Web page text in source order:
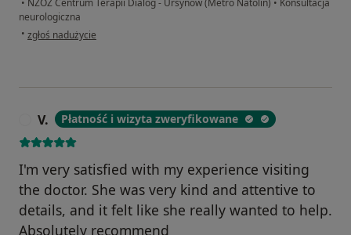
• NZOZ Centrum Terapii Dialog - Ursynów (Metro Natolin) • Konsultacja
neurologiczna
• w opinii użytkownika Piotr K
zgłoś nadużycie
V. Płatność i wizyta zweryfikowane
I'm very satisfied with my experience visiting
the doctor. She was very kind and attentive to
details, and it felt like she really wanted to help.
Absolutely recommend